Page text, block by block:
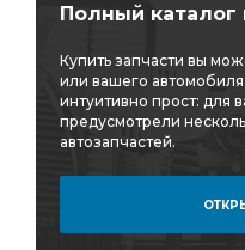
Полный каталог
Купить запчасти вы
или вашего
интуитивно прост: для
предусмотрели
автозапчастей.